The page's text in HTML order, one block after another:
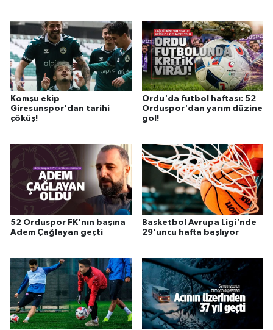
Komşu ekip
Giresunspor'dan tarihi
çöküş!
Ordu'da futbol haftası: 52
Orduspor'dan yarım düzine
gol!
52 Orduspor FK'nın başına
Adem Çağlayan geçti
Basketbol Avrupa Ligi'nde
29'uncu hafta başlıyor